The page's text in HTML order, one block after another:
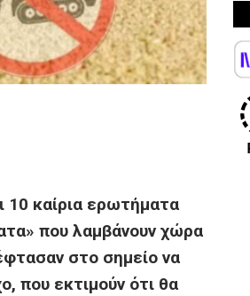
10 καίρια ερωτήματα
που λαμβάνουν χώρα
στο σημείο να
που εκτιμούν ότι θα